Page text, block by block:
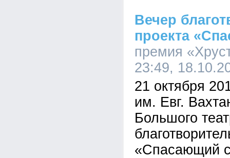
Вечер
проекта
премия
23:49,
21 октября
им. Евг.
Большого
«Спасающий